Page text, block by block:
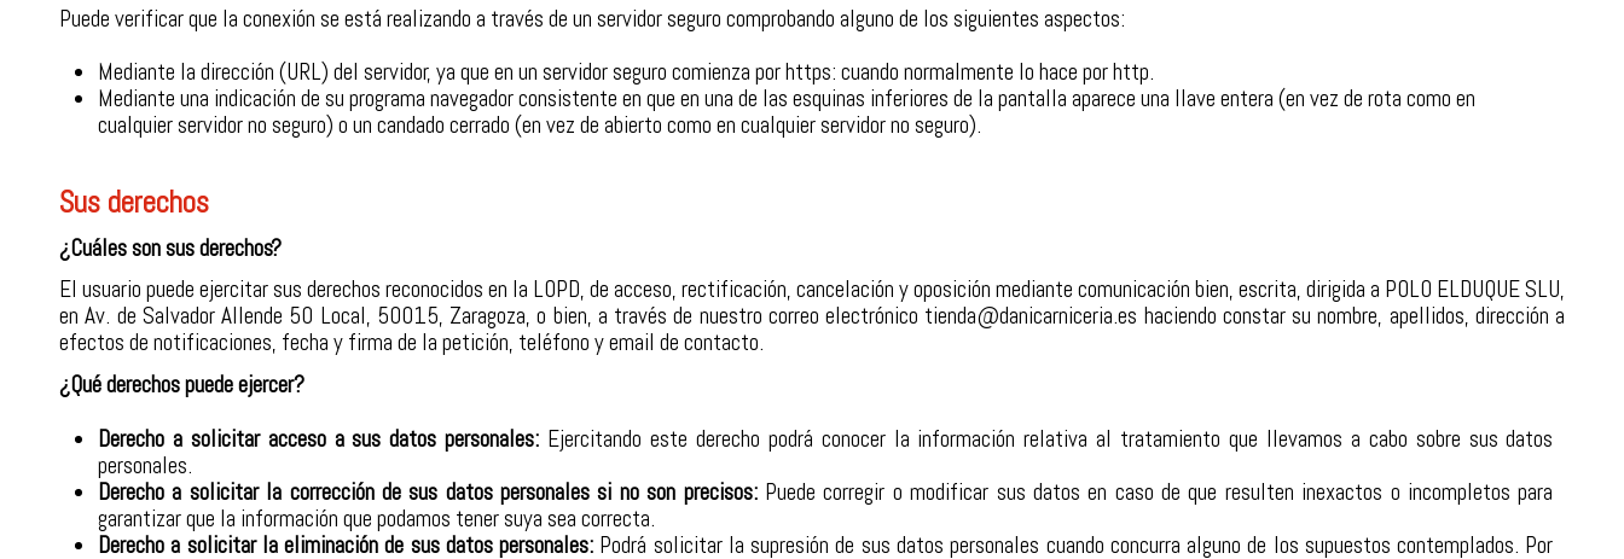
Puede verificar que la conexión se está realizando a través de un servidor seguro comprobando alguno de los siguientes aspectos:
Mediante la dirección (URL) del servidor, ya que en un servidor seguro comienza por https: cuando normalmente lo hace por http.
Mediante una indicación de su programa navegador consistente en que en una de las esquinas inferiores de la pantalla aparece una llave entera (en vez de rota como en
cualquier servidor no seguro) o un candado cerrado (en vez de abierto como en cualquier servidor no seguro).
Sus derechos
¿Cuáles son sus derechos?
El usuario puede ejercitar sus derechos reconocidos en la LOPD, de acceso, rectificación, cancelación y oposición mediante comunicación bien, escrita, dirigida a POLO ELDUQUE SLU,
en Av. de Salvador Allende 50 Local, 50015, Zaragoza, o bien, a través de nuestro correo electrónico tienda@danicarniceria.es haciendo constar su nombre, apellidos, dirección a
efectos de notificaciones, fecha y firma de la petición, teléfono y email de contacto.
¿Qué derechos puede ejercer?
Derecho a solicitar acceso a sus datos personales: Ejercitando este derecho podrá conocer la información relativa al tratamiento que llevamos a cabo sobre sus datos
personales.
Derecho a solicitar la corrección de sus datos personales si no son precisos:Puede corregir o modificar sus datos en caso de que resulten inexactos o incompletos para
garantizar que la información que podamos tener suya sea correcta.
Derecho a solicitar la eliminación de sus datos personales: Podrá solicitar la supresión de sus datos personales cuando concurra alguno de los supuestos contemplados. Por